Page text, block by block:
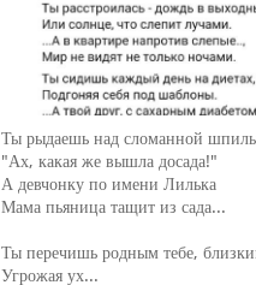
Ты рыдаешь над сломанной
"Ах, какая же вышла досада!"
А девчонку по имени Лилька
Мама пьяница тащит из сада...
Ты перечишь родным тебе,
Угрожая ух...